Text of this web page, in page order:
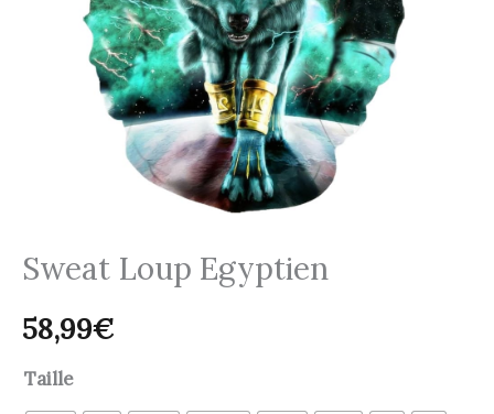
Sweat Loup Egyptien
58,99€
Taille